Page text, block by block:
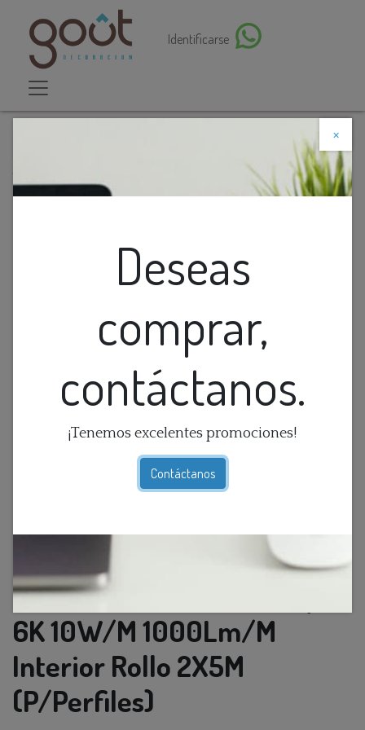
Identificarse
×
Deseas
comprar,
contáctanos.
¡Tenemos excelentes promociones!
Contáctanos
Descuento web
Cinta Led Smd 120L 12V Ip20 6K 10W/M 1000Lm/M
Cinta Led Smd 120L 12V Ip20
6K 10W/M 1000Lm/M
Interior Rollo 2X5M
(P/Perfiles)